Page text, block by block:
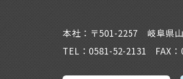
本社：〒501-2257 岐阜県
TEL：0581-52-2131 FAX：